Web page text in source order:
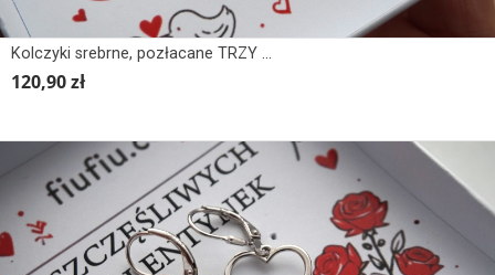
Kolczyki srebrne, pozłacane TRZY SERCA
120,90 zł